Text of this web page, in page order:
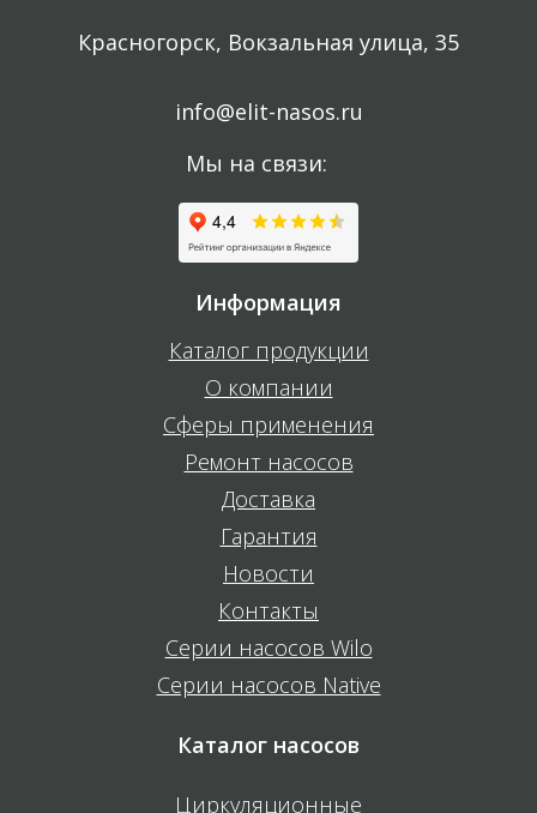
Красногорск, Вокзальная улица, 35
info@elit-nasos.ru
Мы на связи:
Информация
Каталог продукции
О компании
Сферы применения
Ремонт насосов
Доставка
Гарантия
Новости
Контакты
Серии насосов Wilo
Серии насосов Native
Каталог насосов
Циркуляционные